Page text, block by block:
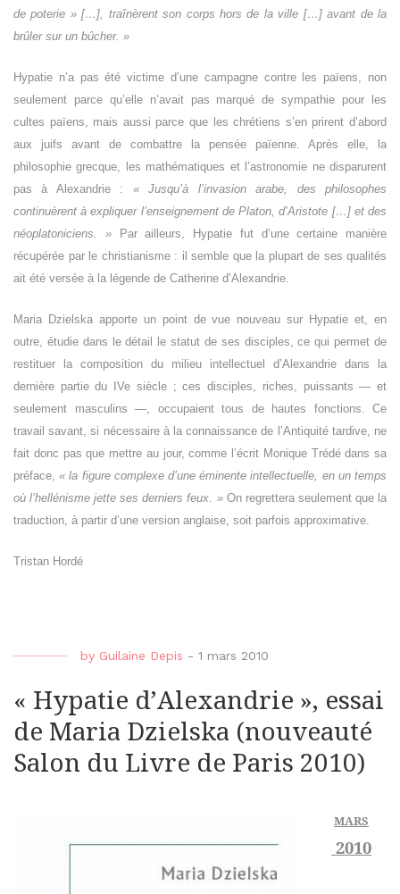
de poterie » […], traînèrent son corps hors de la ville […] avant de la
brûler sur un bûcher. »
Hypatie n’a pas été victime d’une campagne contre les païens, non
seulement parce qu’elle n’avait pas marqué de sympathie pour les
cultes païens, mais aussi parce que les chrétiens s’en prirent d’abord
aux juifs avant de combattre la pensée païenne. Après elle, la
philosophie grecque, les mathématiques et l’astronomie ne disparurent
pas à Alexandrie : « Jusqu’à l’invasion arabe, des philosophes
continuèrent à expliquer l’enseignement de Platon, d’Aristote […] et des
néoplatoniciens. »Par ailleurs, Hypatie fut d’une certaine manière
récupérée par le christianisme : il semble que la plupart de ses qualités
ait été versée à la légende de Catherine d’Alexandrie.
Maria Dzielska apporte un point de vue nouveau sur Hypatie et, en
outre, étudie dans le détail le statut de ses disciples, ce qui permet de
restituer la composition du milieu intellectuel d’Alexandrie dans la
dernière partie du IVe siècle ; ces disciples, riches, puissants — et
seulement masculins —, occupaient tous de hautes fonctions. Ce
travail savant, si nécessaire à la connaissance de l’Antiquité tardive, ne
fait donc pas que mettre au jour, comme l’écrit Monique Trédé dans sa
préface,« la figure complexe d’une éminente intellectuelle, en un temps
où l’hellénisme jette ses derniers feux. »On regrettera seulement que la
traduction, à partir d’une version anglaise, soit parfois approximative.
Tristan Hordé
by Guilaine Depis - 1 mars 2010
« Hypatie d’Alexandrie », essai
de Maria Dzielska (nouveauté
Salon du Livre de Paris 2010)
MARS
2010